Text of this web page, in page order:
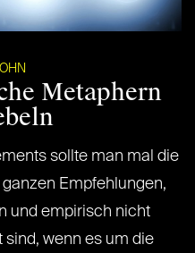
Metaphern
sollte man mal die
Empfehlungen,
und empirisch nicht
wenn es um die